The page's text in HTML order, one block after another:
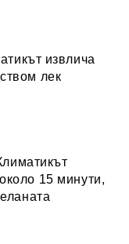
извлича
лек
15 минути,